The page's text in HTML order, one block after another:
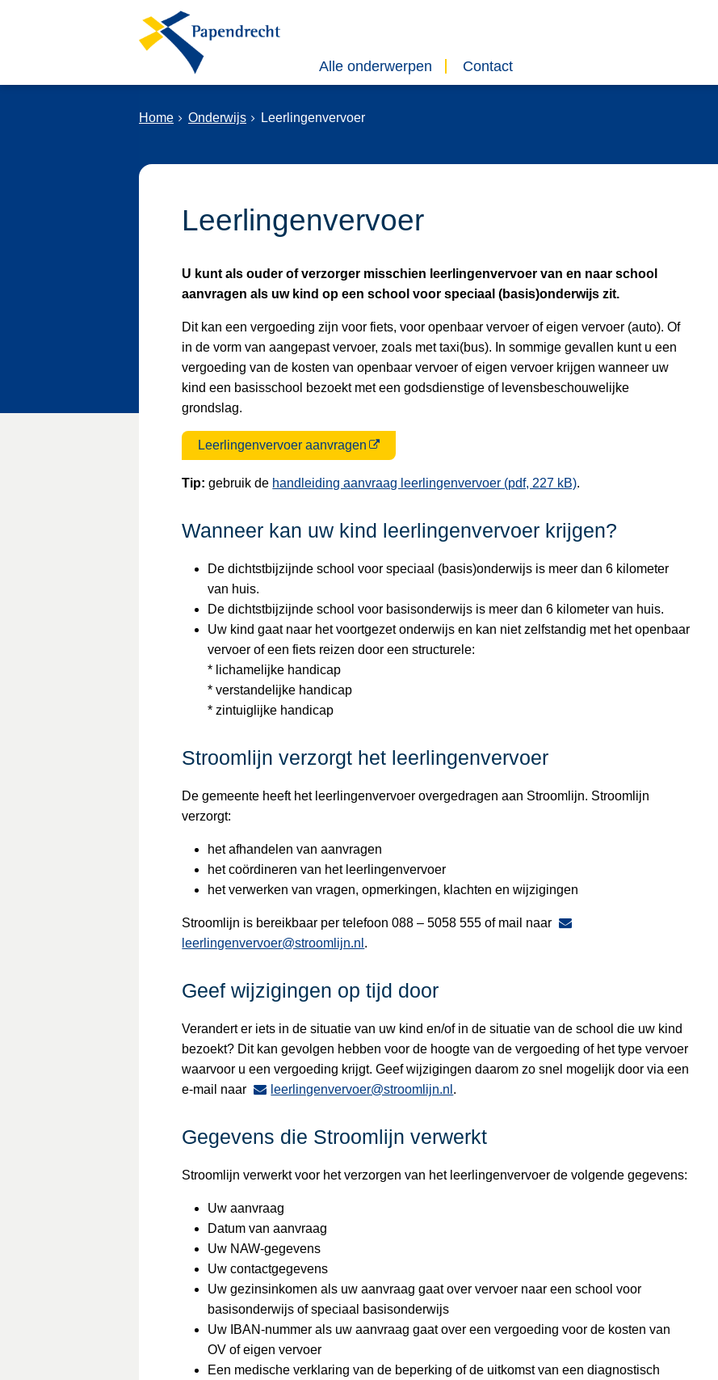
Alle onderwerpen Contact
Home Onderwijs Leerlingenvervoer
Leerlingenvervoer
U kunt als ouder of verzorger misschien leerlingenvervoer van en naar school
aanvragen als uw kind op een school voor speciaal (basis)onderwijs zit.
Dit kan een vergoeding zijn voor fiets, voor openbaar vervoer of eigen vervoer (auto). Of
in de vorm van aangepast vervoer, zoals met taxi(bus). In sommige gevallen kunt u een
vergoeding van de kosten van openbaar vervoer of eigen vervoer krijgen wanneer uw
kind een basisschool bezoekt met een godsdienstige of levensbeschouwelijke
grondslag.
Leerlingenvervoer aanvragen
Tip: gebruik de handleiding aanvraag leerlingenvervoer (pdf, 227 kB).
Wanneer kan uw kind leerlingenvervoer krijgen?
De dichtstbijzijnde school voor speciaal (basis)onderwijs is meer dan 6 kilometer
van huis.
De dichtstbijzijnde school voor basisonderwijs is meer dan 6 kilometer van huis.
Uw kind gaat naar het voortgezet onderwijs en kan niet zelfstandig met het openbaar
vervoer of een fiets reizen door een structurele:
* lichamelijke handicap
* verstandelijke handicap
* zintuiglijke handicap
Stroomlijn verzorgt het leerlingenvervoer
De gemeente heeft het leerlingenvervoer overgedragen aan Stroomlijn. Stroomlijn
verzorgt:
het afhandelen van aanvragen
het coördineren van het leerlingenvervoer
het verwerken van vragen, opmerkingen, klachten en wijzigingen
Stroomlijn is bereikbaar per telefoon 088 – 5058 555 of mail naar
leerlingenvervoer@stroomlijn.nl .
Geef wijzigingen op tijd door
Verandert er iets in de situatie van uw kind en/of in de situatie van de school die uw kind
bezoekt? Dit kan gevolgen hebben voor de hoogte van de vergoeding of het type vervoer
waarvoor u een vergoeding krijgt. Geef wijzigingen daarom zo snel mogelijk door via een
e-mail naar
leerlingenvervoer@stroomlijn.nl .
Gegevens die Stroomlijn verwerkt
Stroomlijn verwerkt voor het verzorgen van het leerlingenvervoer de volgende gegevens:
Uw aanvraag
Datum van aanvraag
Uw NAW-gegevens
Uw contactgegevens
Uw gezinsinkomen als uw aanvraag gaat over vervoer naar een school voor
basisonderwijs of speciaal basisonderwijs
Uw IBAN-nummer als uw aanvraag gaat over een vergoeding voor de kosten van
OV of eigen vervoer
Een medische verklaring van de beperking of de uitkomst van een diagnostisch